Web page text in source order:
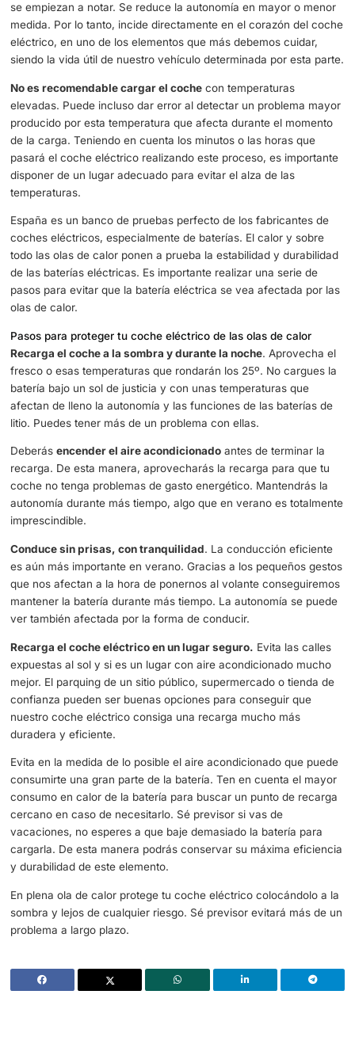
los25º como máximo. En plena ola de calor esta cifra se
multiplica, rara vez se mantiene entre los 20 o 25º que
que recomiendan los fabricantes de coches eléctricos.
Efectos de las olas de calor en tu coche eléctrico
A partir de los 45º los efectos del calorsobre las
se empiezan a notar. Se reduce la autonomía en mayor
medida. Por lo tanto, incide directamente en el corazón
eléctrico, en uno de los elementos que más debemos
siendo la vida útil de nuestro vehículo determinada por
No es recomendable cargar el coche con temperaturas
elevadas. Puede incluso dar error al detectar un
producido por esta temperatura que afecta durante el
de la carga. Teniendo en cuenta los minutos o las horas
pasará el coche eléctrico realizando este proceso, es
temperaturas.
España es un banco de pruebas perfecto de los
coches eléctricos, especialmente de baterías. El calor y
todo las olas de calor ponen a prueba la estabilidad y
pasos para evitar que la batería eléctrica se vea
olas de calor.
Pasos para proteger tu coche eléctrico de las olas de
fresco o esas temperaturas que rondarán los 25º. No
batería bajo un sol de justicia y con unas temperaturas
afectan de lleno la autonomía y las funciones de las
litio. Puedes tener más de un problema con ellas.
Deberás encender el aire acondicionadoantes de
recarga. De esta manera, aprovecharás la recarga para
coche no tenga problemas de gasto energético.
autonomía durante más tiempo, algo que en verano es
imprescindible.
Conduce sin prisas, con tranquilidad. La conducción
es aún más importante en verano. Gracias a los
que nos afectan a la hora de ponernos al volante
mantener la batería durante más tiempo. La autonomía
ver también afectada por la forma de conducir.
expuestas al sol y si es un lugar con aire acondicionado
mejor. El parquing de un sitio público, supermercado o
confianza pueden ser buenas opciones para conseguir
duradera y eficiente.